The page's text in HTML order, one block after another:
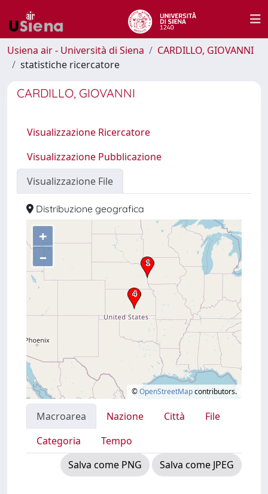
Usiena air - Università di Siena
CARDILLO, GIOVANNI
statistiche ricercatore
CARDILLO, GIOVANNI
Visualizzazione Ricercatore
Visualizzazione Pubblicazione
Visualizzazione File
Distribuzione geografica
+
–
©OpenStreetMapcontributors.
Macroarea Nazione Città
File
Categoria
Tempo
Salva come PNG
Salva come JPEG